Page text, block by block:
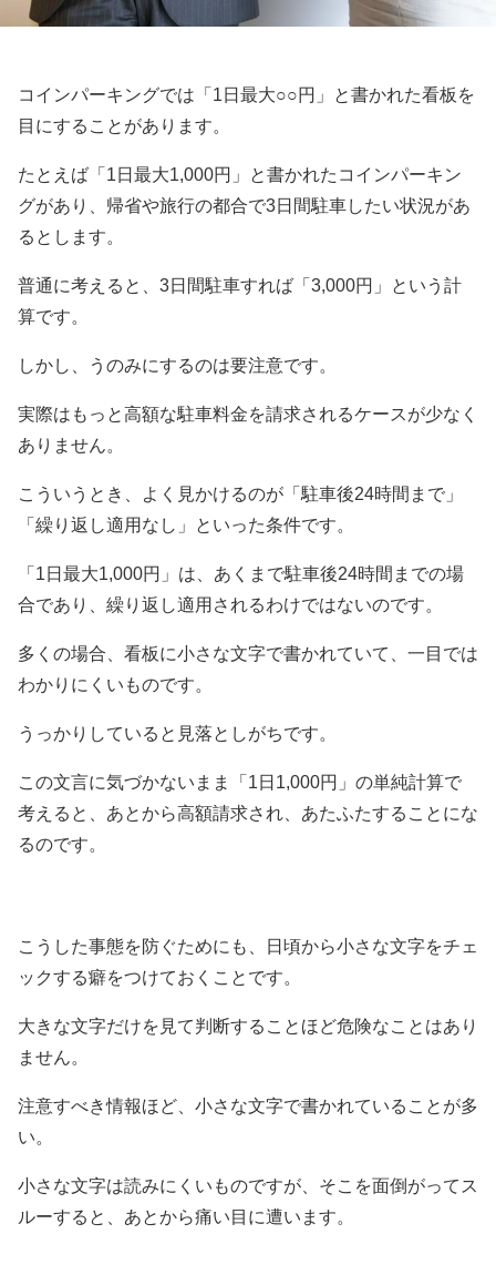
コインパーキングでは「1日最大○○円」と書かれた看板を
目にすることがあります。
たとえば「1日最大1,000円」と書かれたコインパーキン
グがあり、帰省や旅行の都合で3日間駐車したい状況があ
るとします。
普通に考えると、3日間駐車すれば「3,000円」という計
算です。
しかし、うのみにするのは要注意です。
実際はもっと高額な駐車料金を請求されるケースが少なく
ありません。
こういうとき、よく見かけるのが「駐車後24時間まで」
「繰り返し適用なし」といった条件です。
「1日最大1,000円」は、あくまで駐車後24時間までの場
合であり、繰り返し適用されるわけではないのです。
多くの場合、看板に小さな文字で書かれていて、一目では
わかりにくいものです。
うっかりしていると見落としがちです。
この文言に気づかないまま「1日1,000円」の単純計算で
考えると、あとから高額請求され、あたふたすることにな
るのです。
こうした事態を防ぐためにも、日頃から小さな文字をチェ
ックする癖をつけておくことです。
大きな文字だけを見て判断することほど危険なことはあり
ません。
注意すべき情報ほど、小さな文字で書かれていることが多
い。
小さな文字は読みにくいものですが、そこを面倒がってス
ルーすると、あとから痛い目に遭います。